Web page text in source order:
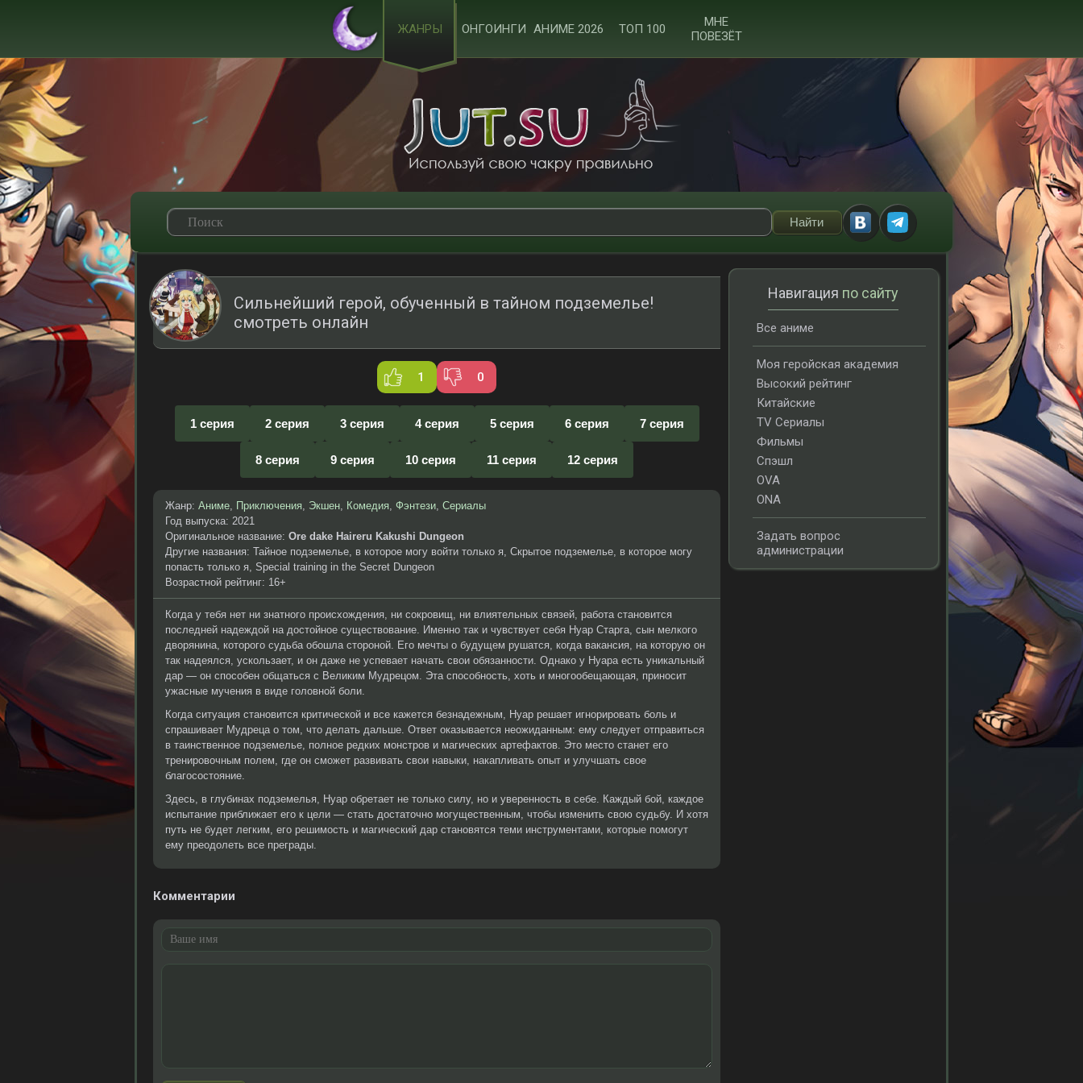
ЖАНРЫ ОНГОИНГИ АНИМЕ 2026 ТОП 100
МНЕ
ПОВЕЗЁТ
Сильнейший герой, обученный в тайном подземелье!
смотреть онлайн
1 0
1 серия 2 серия 3 серия 4 серия 5 серия 6 серия 7 серия
8 серия 9 серия 10 серия 11 серия 12 серия
Жанр: Аниме, Приключения, Экшен, Комедия, Фэнтези, Сериалы
Год выпуска: 2021
Оригинальное название: Ore dake Haireru Kakushi Dungeon
Другие названия: Тайное подземелье, в которое могу войти только я, Скрытое подземелье, в которое могу
попасть только я, Special training in the Secret Dungeon
Возрастной рейтинг: 16+
Когда у тебя нет ни знатного происхождения, ни сокровищ, ни влиятельных связей, работа становится
последней надеждой на достойное существование. Именно так и чувствует себя Нуар Старга, сын мелкого
дворянина, которого судьба обошла стороной. Его мечты о будущем рушатся, когда вакансия, на которую он
так надеялся, ускользает, и он даже не успевает начать свои обязанности. Однако у Нуара есть уникальный
дар — он способен общаться с Великим Мудрецом. Эта способность, хоть и многообещающая, приносит
ужасные мучения в виде головной боли.
Когда ситуация становится критической и все кажется безнадежным, Нуар решает игнорировать боль и
спрашивает Мудреца о том, что делать дальше. Ответ оказывается неожиданным: ему следует отправиться
в таинственное подземелье, полное редких монстров и магических артефактов. Это место станет его
тренировочным полем, где он сможет развивать свои навыки, накапливать опыт и улучшать свое
благосостояние.
Здесь, в глубинах подземелья, Нуар обретает не только силу, но и уверенность в себе. Каждый бой, каждое
испытание приближает его к цели — стать достаточно могущественным, чтобы изменить свою судьбу. И хотя
путь не будет легким, его решимость и магический дар становятся теми инструментами, которые помогут
ему преодолеть все преграды.
Комментарии
Навигация по сайту
Все аниме
Моя геройская академия
Высокий рейтинг
Китайские
TV Сериалы
Фильмы
Спэшл
OVA
ONA
Задать вопрос
администрации